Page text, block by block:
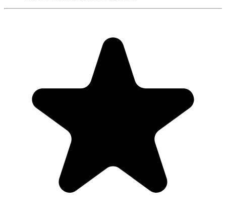
"Always have 101 things to do and this helps me organize and
prioritize like no other app can. It syncs to my phone and laptop, and
when I add dates to tasks, they automatically integrate into my
Google Calendar, which is immensely convenient. I can look at my
daily, weekly, and monthly overview in Google Calendar and
clearly see how much I was able to accomplish! Great tool indeed.
Excited to see how it will evolve over time."